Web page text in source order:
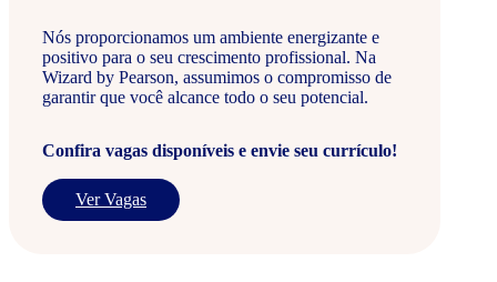
Nós proporcionamos um ambiente energizante e
positivo para o seu crescimento profissional. Na
Wizard by Pearson, assumimos o compromisso de
garantir que você alcance todo o seu potencial.
Confira vagas disponíveis e envie seu currículo!
Ver Vagas